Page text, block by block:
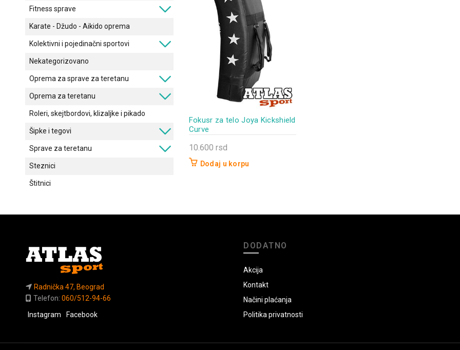
Fokusr za telo Joya Kickshield
Curve
10.600 rsd
Dodaj u korpu
Fitness sprave
Karate - Džudo - Aikido oprema
Kolektivni i pojedinačni sportovi
Nekategorizovano
Oprema za sprave za teretanu
Oprema za teretanu
Roleri, skejtbordovi, klizaljke i pikado
Šipke i tegovi
Sprave za teretanu
Steznici
Štitnici
Radnička 47, Beograd
Telefon: 060/512-94-66
Instagram
Facebook
DODATNO
Akcija
Kontakt
Načini plaćanja
Politika privatnosti